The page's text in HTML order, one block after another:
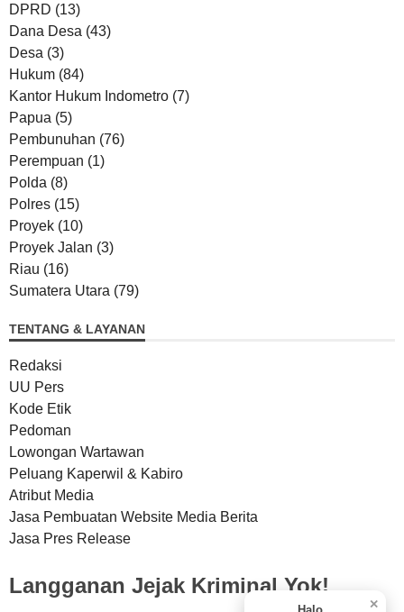
✕
DPRD (13)
Dana Desa (43)
Desa (3)
Hukum (84)
Kantor Hukum Indometro (7)
Papua (5)
Pembunuhan (76)
Perempuan (1)
Polda (8)
Polres (15)
Proyek (10)
Proyek Jalan (3)
Riau (16)
Sumatera Utara (79)
TENTANG & LAYANAN
Redaksi
UU Pers
Kode Etik
Pedoman
Lowongan Wartawan
Peluang Kaperwil & Kabiro
Atribut Media
Jasa Pembuatan Website Media Berita
Jasa Pres Release
Langganan Jejak Kriminal Yok!